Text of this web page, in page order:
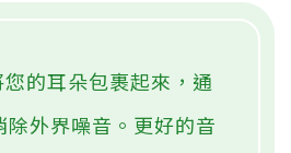
的耳朵包裹起來，通
除外界噪音。更好的音